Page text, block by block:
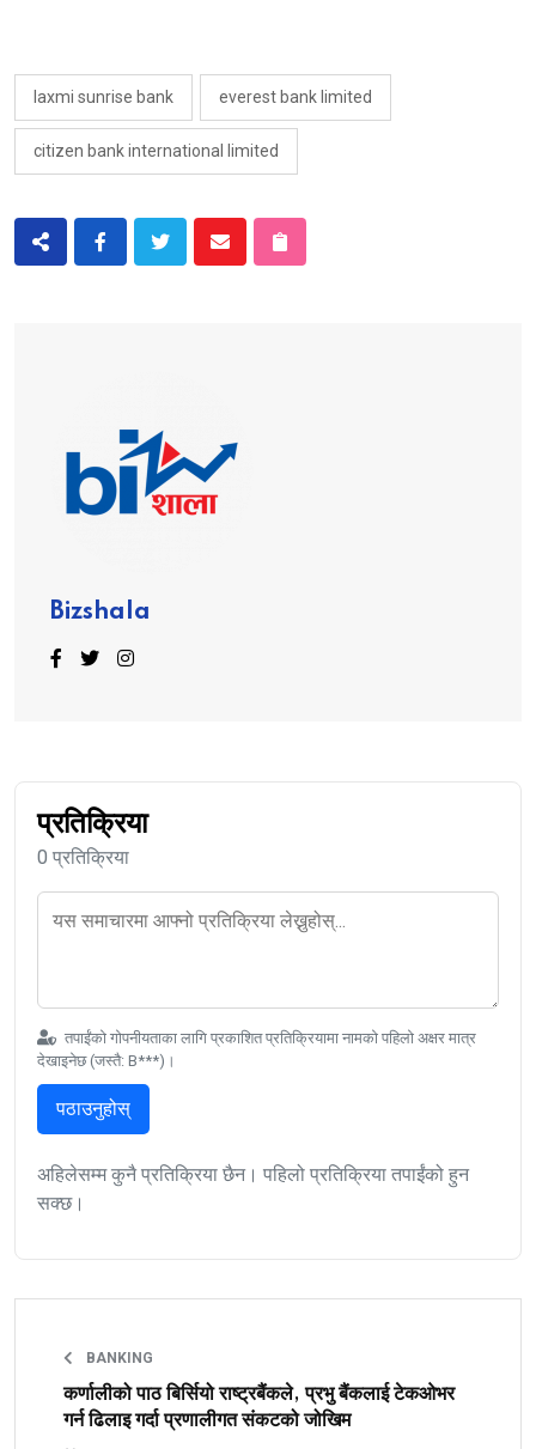
laxmi sunrise bank everest bank limited
citizen bank international limited
Bizshala
प्रतिक्रिया
0 प्रतिक्रिया
तपाईंको गोपनीयताका लागि प्रकाशित प्रतिक्रियामा नामको पहिलो अक्षर मात्र
देखाइनेछ (जस्तै: B***)।
पठाउनुहोस्
अहिलेसम्म कुनै प्रतिक्रिया छैन। पहिलो प्रतिक्रिया तपाईंको हुन
सक्छ।
BANKING
कर्णालीको पाठ बिर्सियो राष्ट्रबैंकले, प्रभु बैंकलाई टेकओभर
गर्न ढिलाइ गर्दा प्रणालीगत संकटको जोखिम